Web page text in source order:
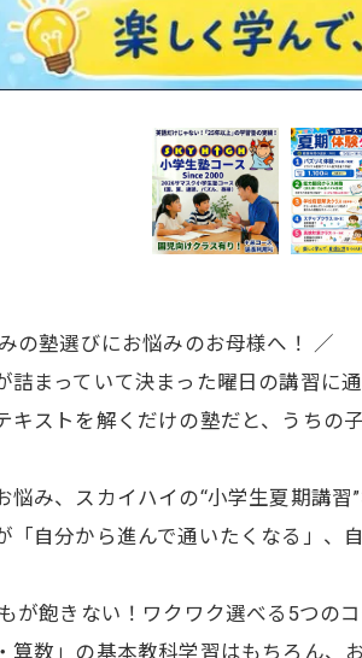
の塾選びにお悩みのお母様へ！ ／
詰まっていて決まった曜日の講習に
キストを解くだけの塾だと、うちの
悩み、スカイハイの“小学生夏期講習
「自分から進んで通いたくなる」、
が飽きない！ワクワク選べる5つの
算数」の基本教科学習はもちろん、